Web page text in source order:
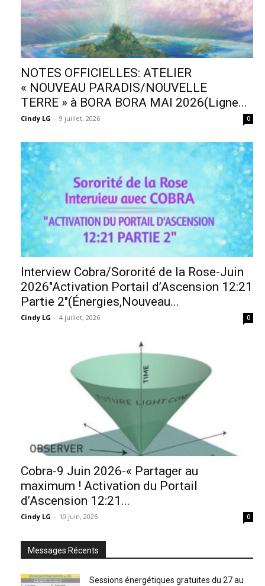
NOTES OFFICIELLES: ATELIER
« NOUVEAU PARADIS/NOUVELLE
TERRE » à BORA BORA MAI 2026(Ligne...
Cindy LG - 9 juillet, 2026 0
Interview Cobra/Sororité de la Rose-Juin
2026″Activation Portail d’Ascension 12:21
Partie 2″(Énergies,Nouveau...
Cindy LG - 4 juillet, 2026 0
Cobra-9 Juin 2026-« Partager au
maximum ! Activation du Portail
d’Ascension 12:21...
Cindy LG - 10 juin, 2026 0
Messages Récents
Sessions énergétiques gratuites du 27 au